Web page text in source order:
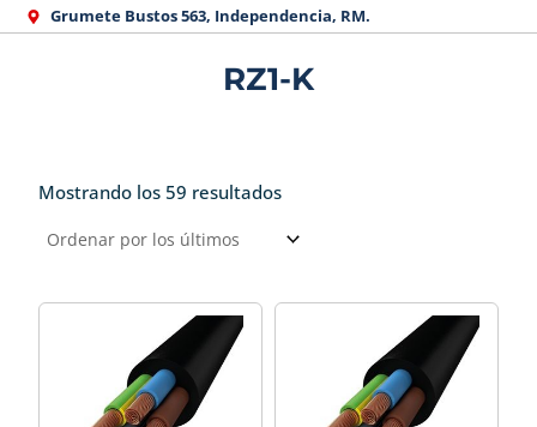
Grumete Bustos 563, Independencia, RM.
RZ1-K
Mostrando los 59 resultados
los